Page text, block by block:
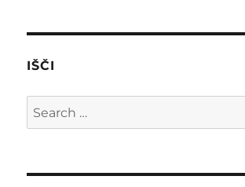
IŠČI
Search
for: